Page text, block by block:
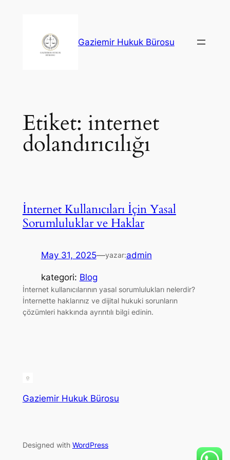
Gaziemir Hukuk Bürosu
Etiket: internet
dolandırıcılığı
İnternet Kullanıcıları İçin Yasal
Sorumluluklar ve Haklar
May 31, 2025—yazar:admin
kategori: Blog
İnternet kullanıcılarının yasal sorumlulukları nelerdir?
İnternette haklarınız ve dijital hukuki sorunların
çözümleri hakkında ayrıntılı bilgi edinin.
Gaziemir Hukuk Bürosu
Designed with WordPress